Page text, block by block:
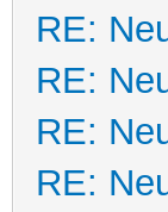
RE:
RE:
RE:
RE: